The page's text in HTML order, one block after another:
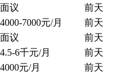
面议
前天
4000-7000元/月
前天
面议
前天
4.5-6千元/月
前天
4000元/月
前天